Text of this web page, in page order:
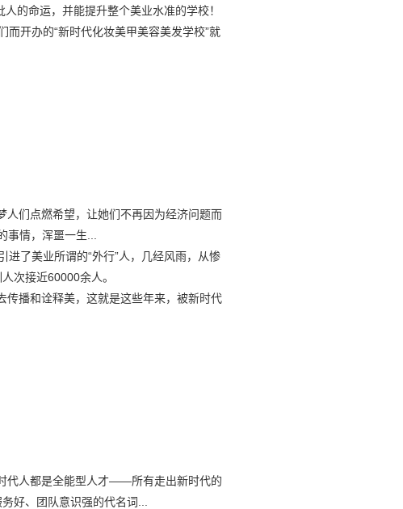
的命运，并能提升整个美业水准的学校！
开办的“新时代化妆美甲美容美发学校”就
人们点燃希望，让她们不再因为经济问题而
情，浑噩一生...
了美业所谓的“外行”人，几经风雨，从惨
次接近60000余人。
传播和诠释美，这就是这些年来，被新时代
代人都是全能型人才——所有走出新时代的
好、团队意识强的代名词...